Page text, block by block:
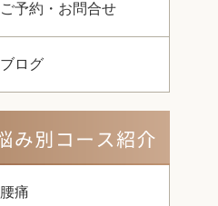
ご予約・お問合せ
ブログ
腰痛